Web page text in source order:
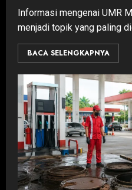
Informasi mengenai UMR
menjadi topik yang paling
BACA SELENGKAPNYA